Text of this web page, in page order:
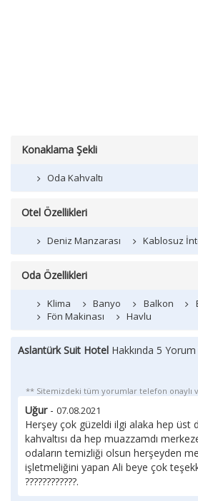
Konaklama Şekli
Oda Kahvaltı
Otel Özellikleri
Deniz Manzarası Kablosuz
Oda Özellikleri
Klima Banyo Balkon
Fön Makinası
Havlu
Aslantürk Suit Hotel Hakkında 5
** Sitemizdeki tüm yorumlar telefon onaylı
Uğur- 07.08.2021
Herşey çok güzeldi ilgi alaka hep üst
kahvaltısı da hep muazzamdı
odaların temizliği olsun herşeyden
işletmeliğini yapan Ali beye çok
????????????.